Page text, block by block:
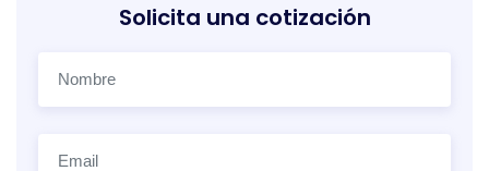
Solicita una cotización